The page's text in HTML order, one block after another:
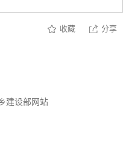
收藏 分享
建设部网站